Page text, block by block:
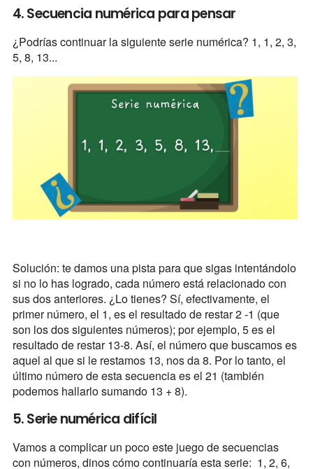
4. Secuencia numérica para pensar
¿Podrías continuar la siguiente serie numérica? 1, 1, 2, 3,
5, 8, 13...
Solución: te damos una pista para que sigas intentándolo
si no lo has logrado, cada número está relacionado con
sus dos anteriores. ¿Lo tienes? Sí, efectivamente, el
primer número, el 1, es el resultado de restar 2 -1 (que
son los dos siguientes números); por ejemplo, 5 es el
resultado de restar 13-8. Así, el número que buscamos es
aquel al que si le restamos 13, nos da 8. Por lo tanto, el
último número de esta secuencia es el 21 (también
podemos hallarlo sumando 13 + 8).
5. Serie numérica difícil
Vamos a complicar un poco este juego de secuencias
con números, dinos cómo continuaría esta serie: 1, 2, 6,